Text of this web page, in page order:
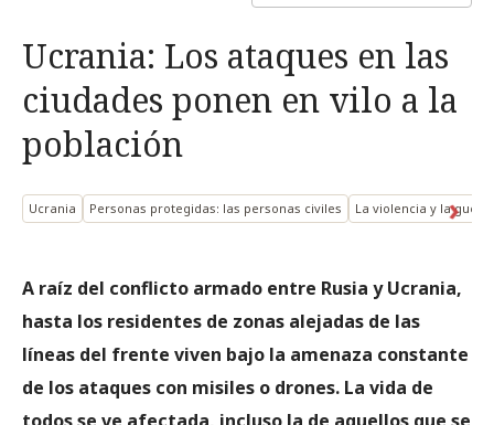
Ucrania: Los ataques en las
ciudades ponen en vilo a la
población
Ucrania Personas protegidas: las personas civiles La violencia y la
A raíz del conflicto armado entre Rusia y Ucrania,
hasta los residentes de zonas alejadas de las
líneas del frente viven bajo la amenaza constante
de los ataques con misiles o drones. La vida de